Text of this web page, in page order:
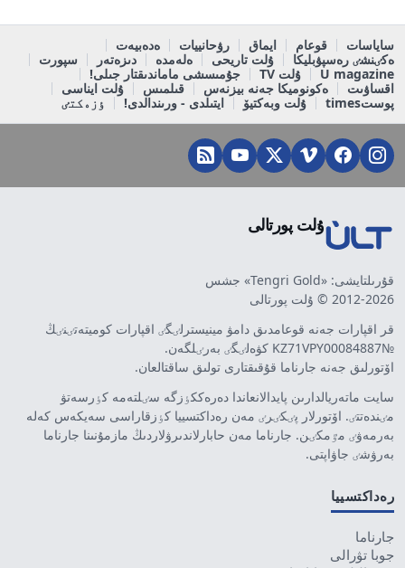
ساياسات قوعام ايماق رۋحانييات
ەدەبيەت
ەكٸنشٸ رەسپۋبليكا
ۇلت تاريحى ەلەمدە دىزەتەر
سپورت
U magazine
ۇلت TV
جۇمىسشى ماماندىقتار جىلى!
اقساۋىت
ەكونوميكا جەنە بيزنەس قىلمىس
ۇلت ايناسى
پوستtimes
ۇلت وبەكتيۆ ايتىلدى - ورىندالدى! ٶزەكتٸ
ۇلت پورتالى
قۇرىلتايشى: «Tengri Gold» جشس
2012-2026 © ۇلت پورتالى
قر اقپارات جەنە قوعامدىق دامۋ مينيسترلٸگٸ اقپارات كوميتەتٸنٸڭ
№KZ71VPY00084887 كۋەلٸگٸ بەرٸلگەن.
اۆتورلىق جەنە جارناما قۇقىقتارى تولىق ساقتالعان.
سايت ماتەريالدارىن پايدالانعاندا دەرەككٶزگە سٸلتەمە كٶرسەتۋ
مٸندەتتٸ. اۆتورلار پٸكٸرٸ مەن رەداكتسييا كٶزقاراسى سەيكەس كەلە
بەرمەۋٸ مٷمكٸن. جارناما مەن حابارلاندىرۋلاردىڭ مازمۇنىنا جارناما
بەرۋشٸ جاۋاپتى.
رەداكتسييا
جارناما
جوبا تۋرالى